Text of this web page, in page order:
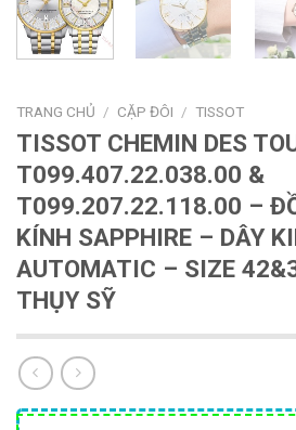
TRANG CHỦ / CẶP ĐÔI / TISSOT
TISSOT CHEMIN DES
T099.407.22.038.00 &
T099.207.22.118.00 –
KÍNH SAPPHIRE – DÂY
AUTOMATIC – SIZE
THỤY SỸ